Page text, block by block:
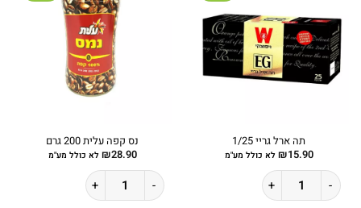
תה ארל גריי 1/25
₪15.90 לא כולל מע"מ
כמות של תה ארל גריי 1/25
נס קפה עלית 200 גרם
₪28.90 לא כולל מע"מ
כמות של נס קפה עלית 200 גרם